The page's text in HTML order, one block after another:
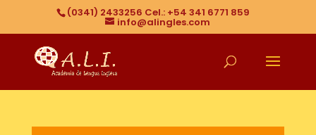
(0341) 2433256 Cel.: +54 341 6771 859
info@alingles.com